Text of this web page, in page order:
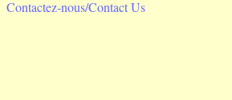
Contactez-nous/Contact Us